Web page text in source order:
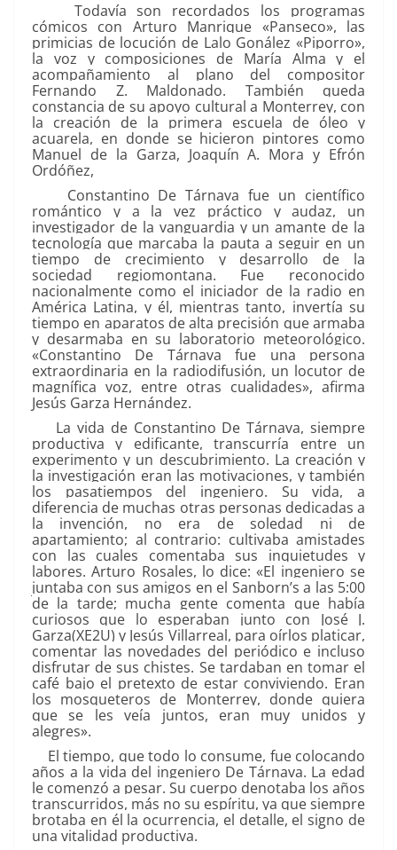
Todavía son recordados los programas
cómicos con Arturo Manrique «Panseco», las
primicias de locución de Lalo Gonález «Piporro»,
la voz y composiciones de María Alma y el
acompañamiento al plano del compositor
Fernando Z. Maldonado. También queda
constancia de su apoyo cultural a Monterrey, con
la creación de la primera escuela de óleo y
acuarela, en donde se hicieron pintores como
Manuel de la Garza, Joaquín A. Mora y Efrón
Ordóñez,
Constantino De Tárnava fue un científico
romántico y a la vez práctico y audaz, un
investigador de la vanguardia y un amante de la
tecnología que marcaba la pauta a seguir en un
tiempo de crecimiento y desarrollo de la
sociedad regiomontana. Fue reconocido
nacionalmente como el iniciador de la radio en
América Latina, y él, mientras tanto, invertía su
tiempo en aparatos de alta precisión que armaba
y desarmaba en su laboratorio meteorológico.
«Constantino De Tárnava fue una persona
extraordinaria en la radiodifusión, un locutor de
magnífica voz, entre otras cualidades», afirma
Jesús Garza Hernández.
La vida de Constantino De Tárnava, siempre
productiva y edificante, transcurría entre un
experimento y un descubrimiento. La creación y
la investigación eran las motivaciones, y también
los pasatiempos del ingeniero. Su vida, a
diferencia de muchas otras personas dedicadas a
la invención, no era de soledad ni de
apartamiento; al contrario: cultivaba amistades
con las cuales comentaba sus inquietudes y
labores. Arturo Rosales, lo dice: «El ingeniero se
juntaba con sus amigos en el Sanborn’s a las 5:00
de la tarde; mucha gente comenta que había
curiosos que lo esperaban junto con José J.
Garza(XE2U) y Jesús Villarreal, para oírlos platicar,
comentar las novedades del periódico e incluso
disfrutar de sus chistes. Se tardaban en tomar el
café bajo el pretexto de estar conviviendo. Eran
los mosqueteros de Monterrey, donde quiera
que se les veía juntos, eran muy unidos y
alegres».
El tiempo, que todo lo consume, fue colocando
años a la vida del ingeniero De Tárnava. La edad
le comenzó a pesar. Su cuerpo denotaba los años
transcurridos, más no su espíritu, ya que siempre
brotaba en él la ocurrencia, el detalle, el signo de
una vitalidad productiva.